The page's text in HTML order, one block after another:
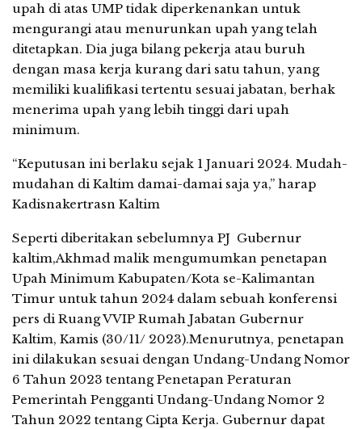
upah di atas UMP tidak diperkenankan untuk
mengurangi atau menurunkan upah yang telah
ditetapkan. Dia juga bilang pekerja atau buruh
dengan masa kerja kurang dari satu tahun, yang
memiliki kualifikasi tertentu sesuai jabatan, berhak
menerima upah yang lebih tinggi dari upah
minimum.
“Keputusan ini berlaku sejak 1 Januari 2024. Mudah-
mudahan di Kaltim damai-damai saja ya,” harap
Kadisnakertrasn Kaltim
Seperti diberitakan sebelumnya PJ Gubernur
kaltim,Akhmad malik mengumumkan penetapan
Upah Minimum Kabupaten/Kota se-Kalimantan
Timur untuk tahun 2024 dalam sebuah konferensi
pers di Ruang VVIP Rumah Jabatan Gubernur
Kaltim, Kamis (30/11/ 2023).Menurutnya, penetapan
ini dilakukan sesuai dengan Undang-Undang Nomor
6 Tahun 2023 tentang Penetapan Peraturan
Pemerintah Pengganti Undang-Undang Nomor 2
Tahun 2022 tentang Cipta Kerja. Gubernur dapat